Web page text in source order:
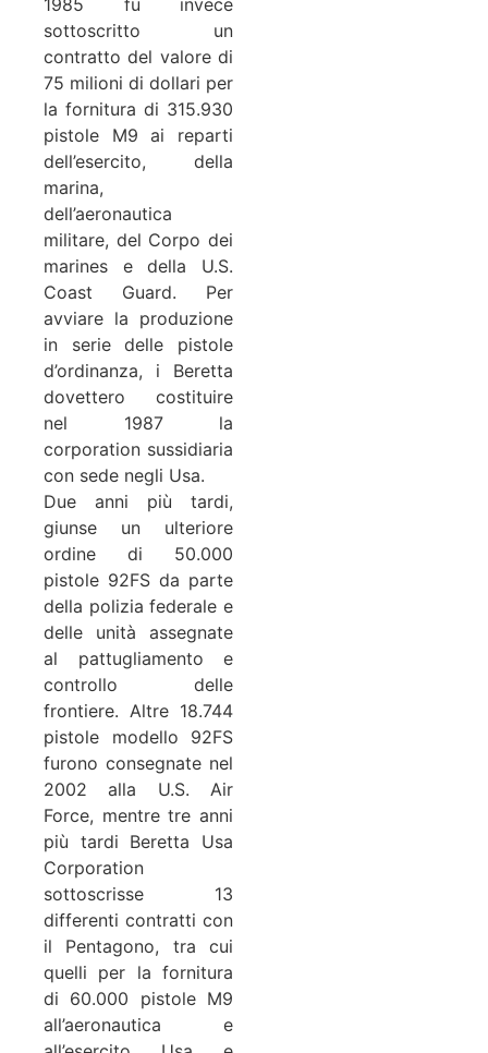
sottoscritto un
contratto del valore di
75 milioni di dollari per
la fornitura di 315.930
pistole M9 ai reparti
dell’esercito, della
marina,
dell’aeronautica
militare, del Corpo dei
marines e della U.S.
Coast Guard. Per
avviare la produzione
in serie delle pistole
d’ordinanza, i Beretta
dovettero costituire
nel 1987 la
corporation sussidiaria
con sede negli Usa.
Due anni più tardi,
giunse un ulteriore
ordine di 50.000
pistole 92FS da parte
della polizia federale e
delle unità assegnate
al pattugliamento e
controllo delle
frontiere. Altre 18.744
pistole modello 92FS
furono consegnate nel
2002 alla U.S. Air
Force, mentre tre anni
più tardi Beretta Usa
Corporation
sottoscrisse 13
differenti contratti con
il Pentagono, tra cui
quelli per la fornitura
di 60.000 pistole M9
all’aeronautica e